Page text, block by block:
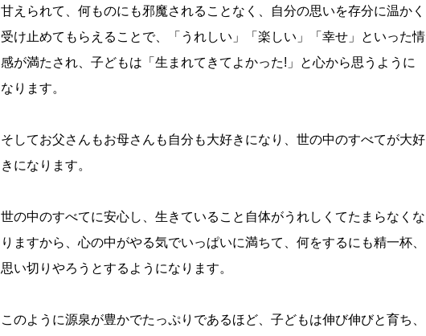
甘えられて、何ものにも邪魔されることなく、自分の思いを存分に温かく
受け止めてもらえることで、「うれしい」「楽しい」「幸せ」といった情
感が満たされ、子どもは「生まれてきてよかった!」と心から思うように
なります。
そしてお父さんもお母さんも自分も大好きになり、世の中のすべてが大好
きになります。
世の中のすべてに安心し、生きていること自体がうれしくてたまらなくな
りますから、心の中がやる気でいっぱいに満ちて、何をするにも精一杯、
思い切りやろうとするようになります。
このように源泉が豊かでたっぷりであるほど、子どもは伸び伸びと育ち、